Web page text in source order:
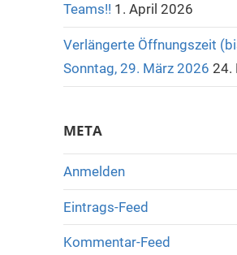
Teams!! 1. April 2026
Verlängerte Öffnungszeit
Sonntag, 29. März 2026 24.
META
Anmelden
Eintrags-Feed
Kommentar-Feed